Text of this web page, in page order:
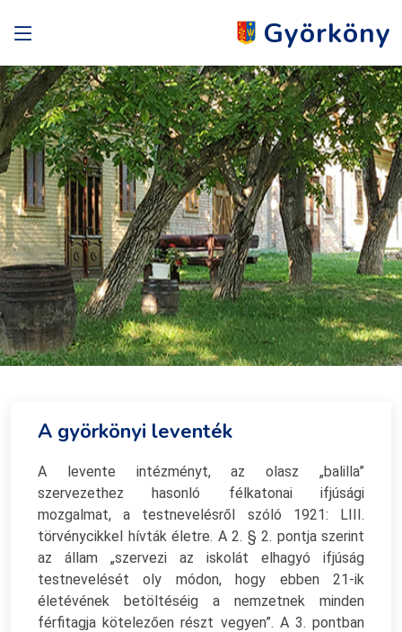
Györköny
A györkönyi leventék
A levente intézményt, az olasz „balilla”
szervezethez hasonló félkatonai ifjúsági
mozgalmat, a testnevelésről szóló 1921: LIII.
törvénycikkel hívták életre. A 2. § 2. pontja szerint
az állam „szervezi az iskolát elhagyó ifjúság
testnevelését oly módon, hogy ebben 21-ik
életévének betöltéséig a nemzetnek minden
férfitagja kötelezően részt vegyen”. A 3. pontban